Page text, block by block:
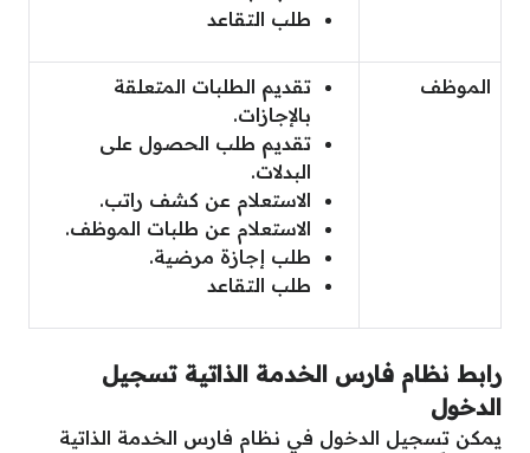
طلب التقاعد
الموظف
تقديم الطلبات المتعلقة
بالإجازات.
تقديم طلب الحصول على
البدلات.
الاستعلام عن كشف راتب.
الاستعلام عن طلبات الموظف.
طلب إجازة مرضية.
طلب التقاعد
رابط نظام فارس الخدمة الذاتية تسجيل
الدخول
يمكن تسجيل الدخول في نظام فارس الخدمة الذاتية